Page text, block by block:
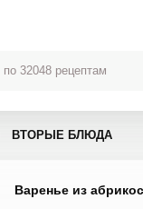
ВТОРЫЕ БЛЮДА
Варенье из